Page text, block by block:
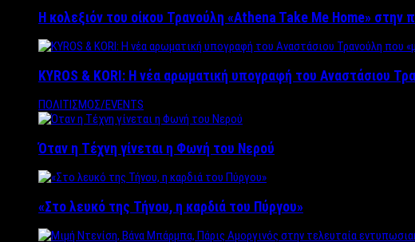
Η κολεξιόν του οίκου Τρανούλη «Athena Take Me Home»
KYROS & KORI: Η νέα αρωματική υπογραφή του Αναστάσιου
ΠΟΛΙΤΙΣΜΟΣ/EVENTS
Όταν η Τέχνη γίνεται η Φωνή του Νερού
«Στο λευκό της Τήνου, η καρδιά του Πύργου»